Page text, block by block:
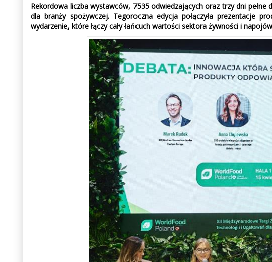
Rekordowa liczba wystawców, 7535 odwiedzających oraz trzy dni
dla branży spożywczej. Tegoroczna edycja połączyła prezentacje
wydarzenie, które łączy cały łańcuch wartości sektora żywności i